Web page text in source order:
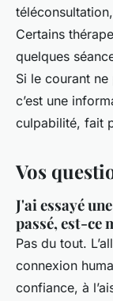
Certains
quelques
Si le courant ne
c’est une
culpabilité, fait
Vos
J'ai essayé
passé, est-ce
Pas du tout.
connexion
confiance, à